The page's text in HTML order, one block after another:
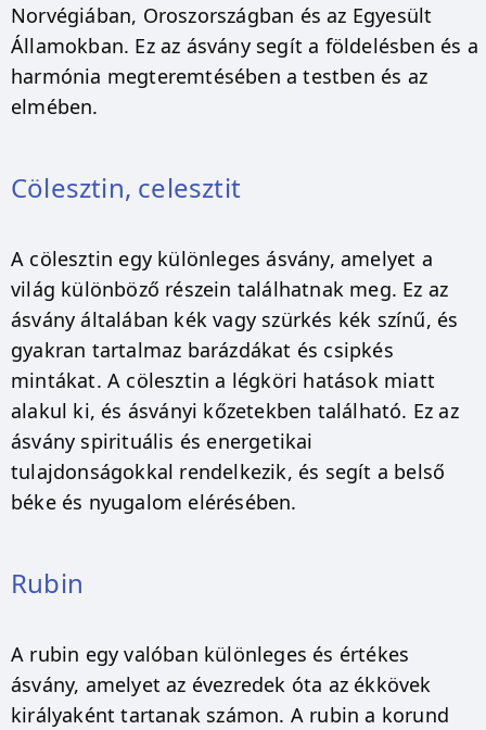
Norvégiában, Oroszországban és az Egyesült
Államokban. Ez az ásvány segít a földelésben és a
harmónia megteremtésében a testben és az
elmében.
Cölesztin, celesztit
A cölesztin egy különleges ásvány, amelyet a
világ különböző részein találhatnak meg. Ez az
ásvány általában kék vagy szürkés kék színű, és
gyakran tartalmaz barázdákat és csipkés
mintákat. A cölesztin a légköri hatások miatt
alakul ki, és ásványi kőzetekben található. Ez az
ásvány spirituális és energetikai
tulajdonságokkal rendelkezik, és segít a belső
béke és nyugalom elérésében.
Rubin
A rubin egy valóban különleges és értékes
ásvány, amelyet az évezredek óta az ékkövek
királyaként tartanak számon. A rubin a korund